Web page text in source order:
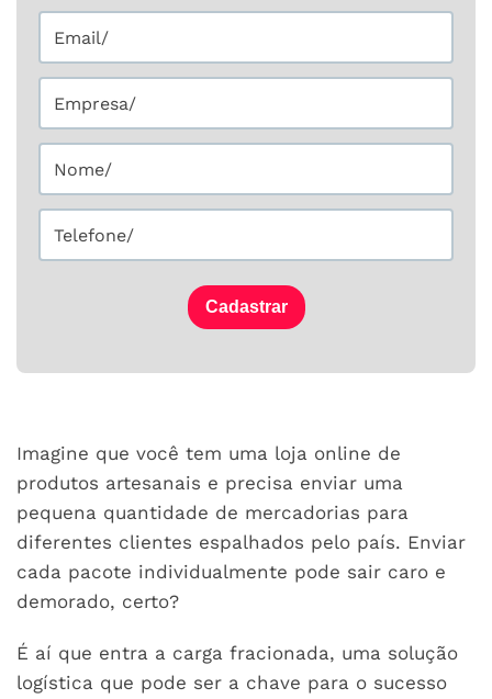
Imagine que você tem uma loja online de
produtos artesanais e precisa enviar uma
pequena quantidade de mercadorias para
diferentes clientes espalhados pelo país. Enviar
cada pacote individualmente pode sair caro e
demorado, certo?
É aí que entra a carga fracionada, uma solução
logística que pode ser a chave para o sucesso
Cadastrar